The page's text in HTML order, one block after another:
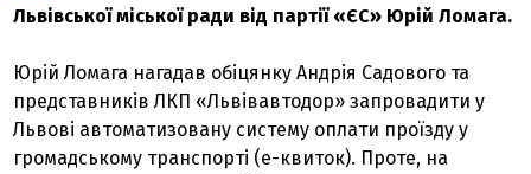
Львівської міської ради від партії «ЄС» Юрій Ломага.
Юрій Ломага нагадав обіцянку Андрія Садового та
представників ЛКП «Львівавтодор» запровадити у
Львові автоматизовану систему оплати проїзду у
громадському транспорті (е-квиток). Проте, на